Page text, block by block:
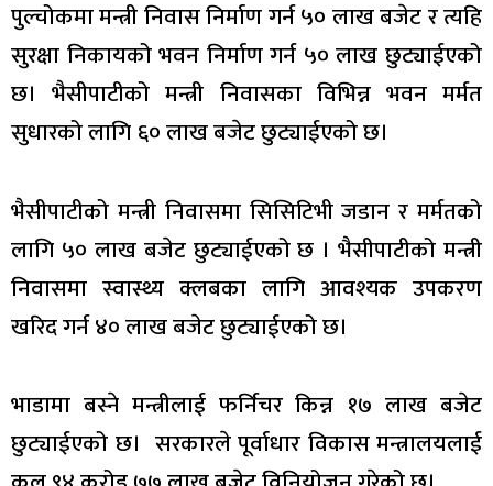
पुल्चोकमा मन्त्री निवास निर्माण गर्न ५० लाख बजेट र त्यहि
सुरक्षा निकायको भवन निर्माण गर्न ५० लाख छुट्याईएको
छ। भैसीपाटीको मन्त्री निवासका विभिन्न भवन मर्मत
सुधारको लागि ६० लाख बजेट छुट्याईएको छ।
भैसीपाटीको मन्त्री निवासमा सिसिटिभी जडान र मर्मतको
लागि ५० लाख बजेट छुट्याईएको छ । भैसीपाटीको मन्त्री
निवासमा स्वास्थ्य क्लबका लागि आवश्यक उपकरण
खरिद गर्न ४० लाख बजेट छुट्याईएको छ।
भाडामा बस्ने मन्त्रीलाई फर्निचर किन्न १७ लाख बजेट
छुट्याईएको छ। सरकारले पूर्वाधार विकास मन्त्रालयलाई